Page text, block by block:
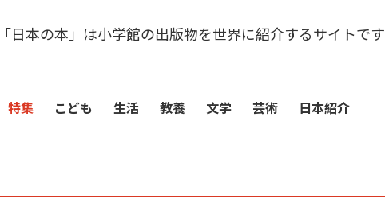
「日本の本」は小学館の出版物を世界に紹介するサイトです
特集 こども 生活 教養 文学 芸術 日本紹介